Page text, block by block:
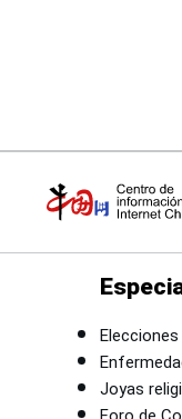
Elecciones
Joyas